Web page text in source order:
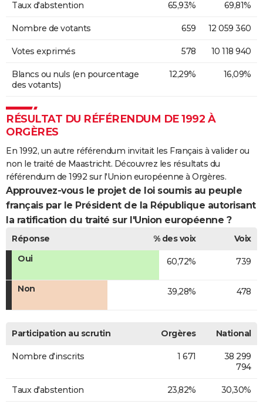
Taux d'abstention 65,93% 69,81%
Nombre de votants 659 12 059 360
Votes exprimés 578 10 118 940
Blancs ou nuls (en pourcentage
des votants)
12,29% 16,09%
RÉSULTAT DU RÉFÉRENDUM DE 1992 À
ORGÈRES
En 1992, un autre référendum invitait les Français à valider ou
non le traité de Maastricht. Découvrez les résultats du
référendum de 1992 sur l'Union européenne à Orgères.
Approuvez-vous le projet de loi soumis au peuple
français par le Président de la République autorisant
la ratification du traité sur l'Union européenne ?
Réponse % des voix
Voix
Oui
60,72% 739
Non 39,28% 478
Participation au scrutin Orgères National
Nombre d'inscrits 1 671
38 299
794
Taux d'abstention 23,82% 30,30%